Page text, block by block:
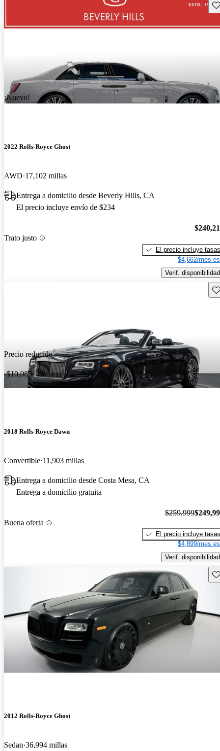
¡Nuevo!
2022 Rolls-Royce Ghost
AWD 17,102 millas
Entrega a domicilio desde Beverly Hills, CA
El precio incluye envío de $234
Trato justo
El precio incluye tasas
$4,662/mes
Verif. disponibilidad
Precio reducido
-$10,085
2018 Rolls-Royce Dawn
Convertible 11,903 millas
Entrega a domicilio desde Costa Mesa, CA
Entrega a domicilio gratuita
Buena oferta
$259,999
El precio incluye tasas
$4,899/mes
Verif. disponibilidad
2012 Rolls-Royce Ghost
Sedan 36,994 millas